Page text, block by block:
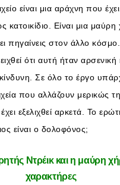
είναι μια αράχνη που
κατοικίδιο. Είναι μια
πηγαίνεις στον άλλο
ότι αυτή ήταν αρσενική
Σε όλο το έργο
που αλλάζουν μερικώς
εξελιχθεί αρκετά. Το
είναι ο δολοφόνος;
Ντρέικ και η μαύρη
χαρακτήρες